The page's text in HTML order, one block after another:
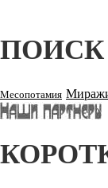
ПОИСК
Месопотамия